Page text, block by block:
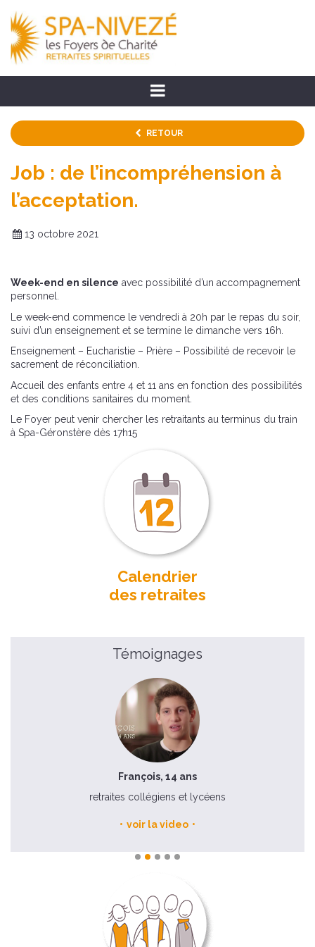
RETOUR
Job : de l’incompréhension à
l’acceptation.
13 octobre 2021
Week-end en silence avec possibilité d’un accompagnement
personnel.
Le week-end commence le vendredi à 20h par le repas du soir,
suivi d’un enseignement et se termine le dimanche vers 16h.
Enseignement – Eucharistie – Prière – Possibilité de recevoir le
sacrement de réconciliation.
Accueil des enfants entre 4 et 11 ans en fonction des possibilités
et des conditions sanitaires du moment.
Le Foyer peut venir chercher les retraitants au terminus du train
à Spa-Géronstère dès 17h15
Calendrier
des retraites
Témoignages
François, 14 ans
retraites collégiens et lycéens
voir la video